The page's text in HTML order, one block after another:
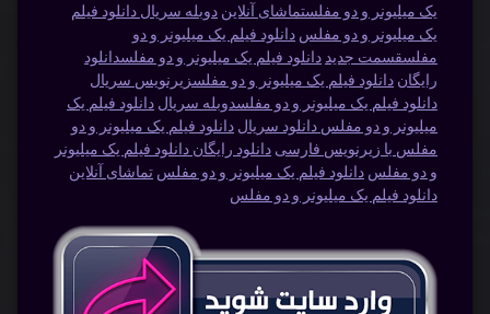
یک میلیونر و دو مفلستماشای آنلاین دوبله سریال دانلود فیلم
یک میلیونر و دو مفلس دانلود فیلم یک میلیونر و دو
مفلسقسمت جدیددانلود فیلم یک میلیونر و دو مفلسدانلود
رایگان دانلود فیلم یک میلیونر و دو مفلسزیرنویس سریال
دانلود فیلم یک میلیونر و دو مفلسدوبله سریال دانلود فیلم یک
میلیونر و دو مفلس دانلود سریال دانلود فیلم یک میلیونر و دو
مفلس با زیرنویس فارسی دانلود رایگان دانلود فیلم یک میلیونر
و دو مفلس دانلود فیلم یک میلیونر و دو مفلس تماشای آنلاین
دانلود فیلم یک میلیونر و دو مفلس